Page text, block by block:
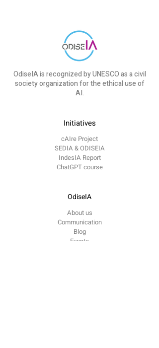
OdiseIA is recognized by UNESCO as a civil
society organization for the ethical use of
AI.
Initiatives
cAIre Project
SEDIA & ODISEIA
IndesIA Report
ChatGPT course
OdiseIA
About us
Communication
Blog
​Events